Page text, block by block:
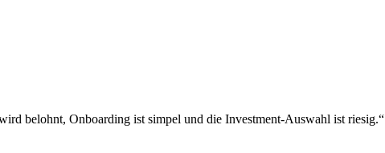
belohnt, Onboarding ist simpel und die Investment-Auswahl ist riesig.“